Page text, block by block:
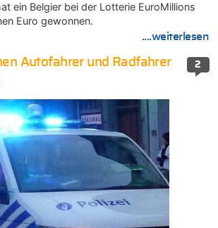
ein Belgier bei der Lotterie EuroMillions
Euro gewonnen.
....weiterlesen
2
Autofahrer und Radfahrer